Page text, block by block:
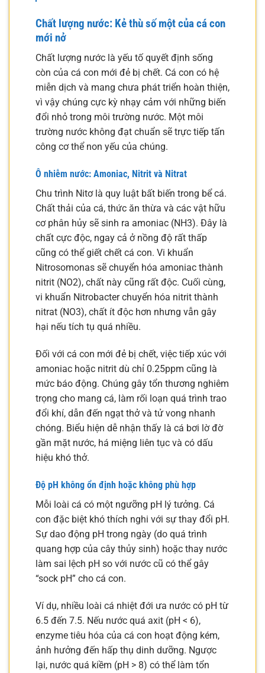
Chất lượng nước: Kẻ thù số một của cá con
mới nở
Chất lượng nước là yếu tố quyết định sống
còn của cá con mới đẻ bị chết. Cá con có hệ
miễn dịch và mang chưa phát triển hoàn thiện,
vì vậy chúng cực kỳ nhạy cảm với những biến
đổi nhỏ trong môi trường nước. Một môi
trường nước không đạt chuẩn sẽ trực tiếp tấn
công cơ thể non yếu của chúng.
Ô nhiễm nước: Amoniac, Nitrit và Nitrat
Chu trình Nitơ là quy luật bất biến trong bể cá.
Chất thải của cá, thức ăn thừa và các vật hữu
cơ phân hủy sẽ sinh ra amoniac (NH3). Đây là
chất cực độc, ngay cả ở nồng độ rất thấp
cũng có thể giết chết cá con. Vi khuẩn
Nitrosomonas sẽ chuyển hóa amoniac thành
nitrit (NO2), chất này cũng rất độc. Cuối cùng,
vi khuẩn Nitrobacter chuyển hóa nitrit thành
nitrat (NO3), chất ít độc hơn nhưng vẫn gây
hại nếu tích tụ quá nhiều.
Đối với cá con mới đẻ bị chết, việc tiếp xúc với
amoniac hoặc nitrit dù chỉ 0.25ppm cũng là
mức báo động. Chúng gây tổn thương nghiêm
trọng cho mang cá, làm rối loạn quá trình trao
đổi khí, dẫn đến ngạt thở và tử vong nhanh
chóng. Biểu hiện dễ nhận thấy là cá bơi lờ đờ
gần mặt nước, há miệng liên tục và có dấu
hiệu khó thở.
Độ pH không ổn định hoặc không phù hợp
Mỗi loài cá có một ngưỡng pH lý tưởng. Cá
con đặc biệt khó thích nghi với sự thay đổi pH.
Sự dao động pH trong ngày (do quá trình
quang hợp của cây thủy sinh) hoặc thay nước
làm sai lệch pH so với nước cũ có thể gây
“sock pH” cho cá con.
Ví dụ, nhiều loài cá nhiệt đới ưa nước có pH từ
6.5 đến 7.5. Nếu nước quá axit (pH < 6),
enzyme tiêu hóa của cá con hoạt động kém,
ảnh hưởng đến hấp thụ dinh dưỡng. Ngược
lại, nước quá kiềm (pH > 8) có thể làm tổn